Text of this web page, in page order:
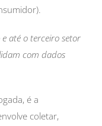
até o terceiro setor
com dados
é a
coletar,